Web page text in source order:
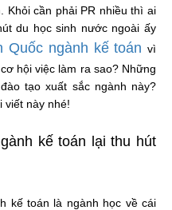
Khỏi cần phải PR nhiều thì ai
du học sinh nước ngoài ấy
Quốc ngành kế toán vì
hội việc làm ra sao? Những
tạo xuất sắc ngành này?
viết này nhé!
kế toán lại thu hút
kế toán là ngành học về cái